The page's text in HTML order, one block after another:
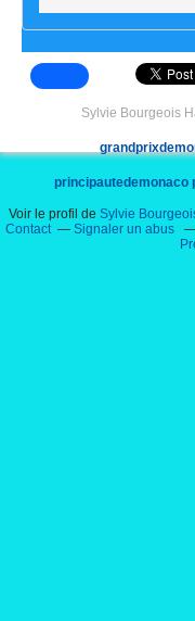
Sylvie Bourgeois
principautedemonaco
pilote voiture
Voir le profil de Sylvie
Contact
Signaler un abus